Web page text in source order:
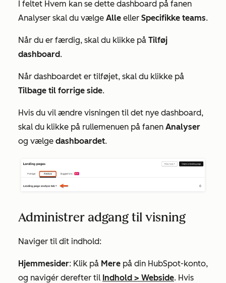
I feltet Hvem kan se dette dashboard på fanen
Analyser skal du vælge Alle eller Specifikke teams.
Når du er færdig, skal du klikke på Tilføj
dashboard.
Når dashboardet er tilføjet, skal du klikke på
Tilbage til forrige side.
Hvis du vil ændre visningen til det nye dashboard,
skal du klikke på rullemenuen på fanen Analyser
og vælge dashboardet.
Administrer adgang til visning
Naviger til dit indhold:
Hjemmesider: Klik på Mere på din HubSpot-konto,
og navigér derefter til Indhold > Webside. Hvis